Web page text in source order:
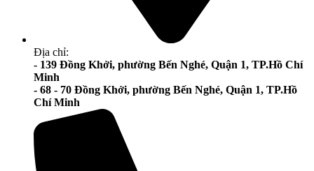
Địa chỉ:
- 139 Đồng Khởi, phường Bến Nghé, Quận 1, TP.Hồ Chí
Minh
- 68 - 70 Đồng Khởi, phường Bến Nghé, Quận 1, TP.Hồ
Chí Minh